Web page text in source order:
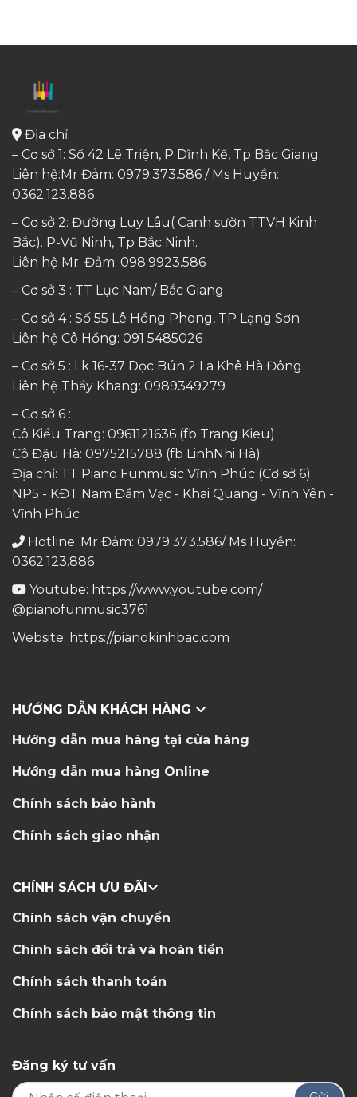
Địa chỉ:
– Cơ sở 1: Số 42 Lê Triện, P Dĩnh Kế, Tp Bắc Giang
Liên hệ:Mr Đảm: 0979.373.586 / Ms Huyền:
0362.123.886
– Cơ sở 2: Đường Luy Lâu( Cạnh sườn TTVH Kinh
Bắc). P-Vũ Ninh, Tp Bắc Ninh.
Liên hệ Mr. Đảm: 098.9923.586
– Cơ sở 3 : TT Lục Nam/ Bắc Giang
– Cơ sở 4 : Số 55 Lê Hồng Phong, TP Lạng Sơn
Liên hệ Cô Hồng: 091 5485026
– Cơ sở 5 : Lk 16-37 Dọc Bún 2 La Khê Hà Đông
Liên hệ Thầy Khang: 0989349279
– Cơ sở 6 :
Cô Kiều Trang: 0961121636 (fb Trang Kieu)
Cô Đậu Hà: 0975215788 (fb LinhNhi Hà)
Địa chỉ: TT Piano Funmusic Vĩnh Phúc (Cơ sở 6)
NP5 - KĐT Nam Đầm Vạc - Khai Quang - Vĩnh Yên -
Vĩnh Phúc
Hotline: Mr Đảm: 0979.373.586/ Ms Huyền:
0362.123.886
Youtube: https://www.youtube.com/
@pianofunmusic3761
Website: https://pianokinhbac.com
HƯỚNG DẪN KHÁCH HÀNG
Hướng dẫn mua hàng tại cửa hàng
Hướng dẫn mua hàng Online
Chính sách bảo hành
Chính sách giao nhận
CHÍNH SÁCH ƯU ĐÃI
Chính sách vận chuyển
Chính sách đổi trả và hoàn tiền
Chính sách thanh toán
Chính sách bảo mật thông tin
Đăng ký tư vấn